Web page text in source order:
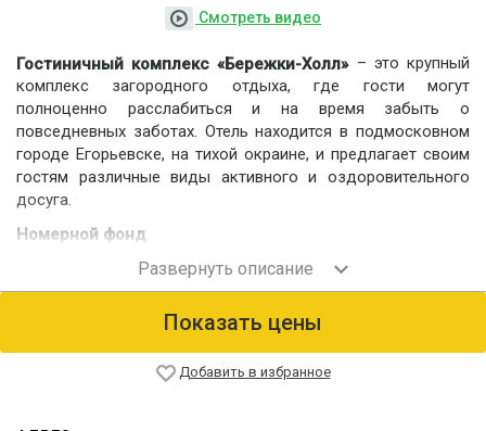
Смотреть видео
Гостиничный комплекс «Бережки-Холл»– это крупный
комплекс загородного отдыха, где гости могут
полноценно расслабиться и на время забыть о
повседневных заботах. Отель находится в подмосковном
городе Егорьевске, на тихой окраине, и предлагает своим
гостям различные виды активного и оздоровительного
досуга.
Номерной фонд
Номерной фонд отеля состоит из 63 комфортабельных
номеров стандартной классификации: от одноместных и
корпуса отеля, существует еще два деревянных дома с
наличием номеров такого же типа.
Показать цены
Добавить в избранное